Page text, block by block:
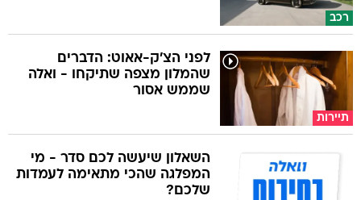
רכב
תיירות
לפני הצ'ק-אאוט: הדברים
שהמלון מצפה שתיקחו - ואלה
שממש אסור
השאלון שיעשה לכם סדר - מי
המפלגה שהכי מתאימה לעמדות
שלכם?